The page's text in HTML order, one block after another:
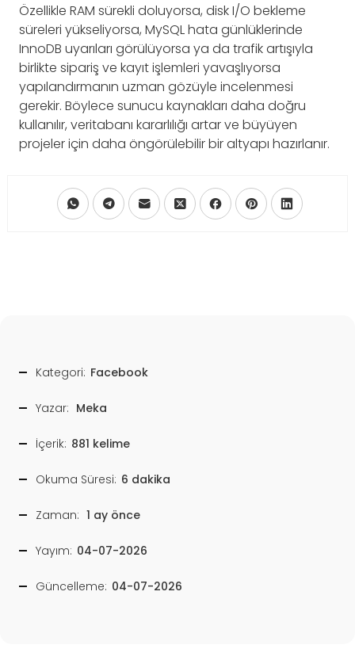
Özellikle RAM sürekli doluyorsa, disk I/O bekleme
süreleri yükseliyorsa, MySQL hata günlüklerinde
InnoDB uyarıları görülüyorsa ya da trafik artışıyla
birlikte sipariş ve kayıt işlemleri yavaşlıyorsa
yapılandırmanın uzman gözüyle incelenmesi
gerekir. Böylece sunucu kaynakları daha doğru
kullanılır, veritabanı kararlılığı artar ve büyüyen
projeler için daha öngörülebilir bir altyapı hazırlanır.
Kategori: Facebook
Yazar: Meka
İçerik: 881 kelime
Okuma Süresi: 6 dakika
Zaman: 1 ay önce
Yayım: 04-07-2026
Güncelleme: 04-07-2026